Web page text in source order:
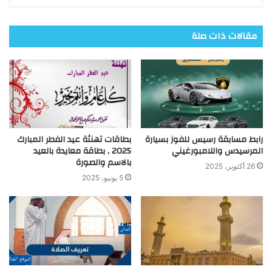
مقالات ذات صلة
رابط مسابقة رسيس للفوز بسيارة
المرسيدس واللامبورغيني
26 أكتوبر، 2025
بطاقات تهنئة عيد الفطر المبارك
2025 , بطاقة معايدة بالعيد
بالاسم والصورة
5 يونيو، 2025